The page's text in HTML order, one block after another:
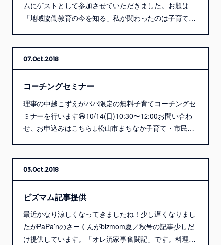
ムにゲストとして参加させていただきました。お題は
「地域協働教育の今を知る」私が関わったのは子育て…
07 Oct 2018
コーチングセミナー
理事の中越こずえがパパ限定の無料子育てコーチングセ
ミナーを行います😆10/14(日)10:30〜12:00お問い合わ
せ、お申込みはこちら↓松山市まちなか子育て・市民…
03 Oct 2018
ビズマム記事提供
最近かなり涼しくなってきましたね！少し遅くなりまし
たがPaPa’nのさーくんがbizmom夏／秋号の記事少しだ
け提供しています。「オレ流家事奮闘記」です。料理…